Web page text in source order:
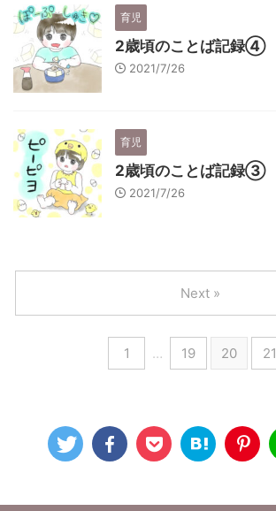
育児
2歳頃のことば記録④
2021/7/26
育児
2歳頃のことば記録③
2021/7/26
1 … 19 20 21
Next »